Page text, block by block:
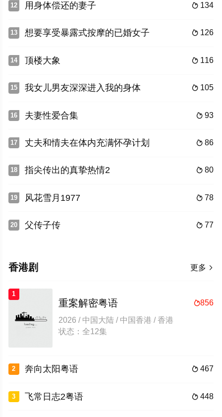
12  134
用身体偿还的妻子
13  126
想要享受暴露式按摩的已婚女子
14  116
顶楼大象
15  105
我女儿男友深深进入我的身体
16  93
夫妻性爱合集
17  86
丈夫和情夫在体内充满怀孕计划
18  80
指尖传出的真挚热情2
19  78
风花雪月1977
20  77
父传子传
更多 
香港剧
1
856
重案解密粤语
2026 / 中国大陆 / 中国香港 / 香港
状态：全12集
2  467
奔向太阳粤语
3  448
飞常日志2粤语